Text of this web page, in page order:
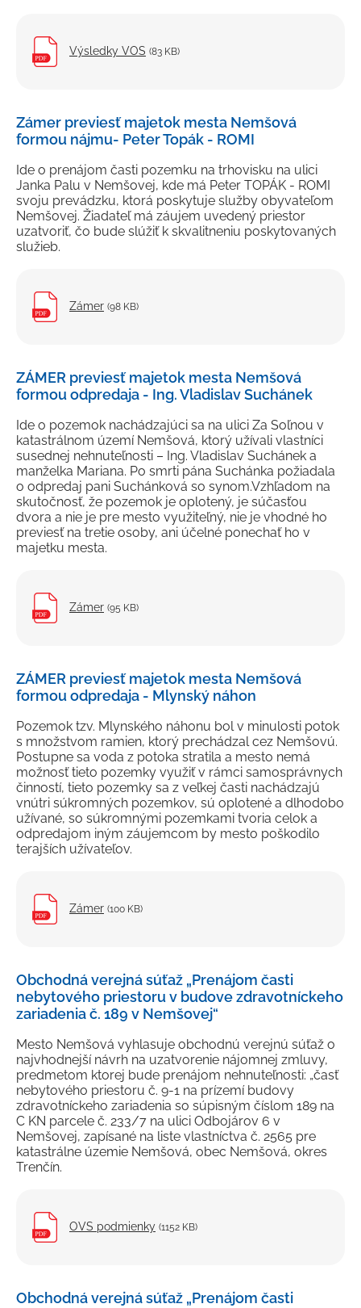
Výsledky VOS (83 KB)
Zámer previesť majetok mesta Nemšová
formou nájmu- Peter Topák - ROMI
Ide o prenájom časti pozemku na trhovisku na ulici
Janka Palu v Nemšovej, kde má Peter TOPÁK - ROMI
svoju prevádzku, ktorá poskytuje služby obyvateľom
Nemšovej. Žiadateľ má záujem uvedený priestor
uzatvoriť, čo bude slúžiť k skvalitneniu poskytovaných
služieb.
Zámer (98 KB)
ZÁMER previesť majetok mesta Nemšová
formou odpredaja - Ing. Vladislav Suchánek
Ide o pozemok nachádzajúci sa na ulici Za Soľnou v
katastrálnom území Nemšová, ktorý užívali vlastníci
susednej nehnuteľnosti – Ing. Vladislav Suchánek a
manželka Mariana. Po smrti pána Suchánka požiadala
o odpredaj pani Suchánková so synom.Vzhľadom na
skutočnosť, že pozemok je oplotený, je súčasťou
dvora a nie je pre mesto využiteľný, nie je vhodné ho
previesť na tretie osoby, ani účelné ponechať ho v
majetku mesta.
Zámer (95 KB)
ZÁMER previesť majetok mesta Nemšová
formou odpredaja - Mlynský náhon
Pozemok tzv. Mlynského náhonu bol v minulosti potok
s množstvom ramien, ktorý prechádzal cez Nemšovú.
Postupne sa voda z potoka stratila a mesto nemá
možnosť tieto pozemky využiť v rámci samosprávnych
činností, tieto pozemky sa z veľkej časti nachádzajú
vnútri súkromných pozemkov, sú oplotené a dlhodobo
užívané, so súkromnými pozemkami tvoria celok a
odpredajom iným záujemcom by mesto poškodilo
terajších užívateľov.
Zámer (100 KB)
Obchodná verejná súťaž „Prenájom časti
nebytového priestoru v budove zdravotníckeho
zariadenia č. 189 v Nemšovej“
Mesto Nemšová vyhlasuje obchodnú verejnú súťaž o
najvhodnejší návrh na uzatvorenie nájomnej zmluvy,
predmetom ktorej bude prenájom nehnuteľnosti: „časť
nebytového priestoru č. 9-1 na prízemí budovy
zdravotníckeho zariadenia so súpisným číslom 189 na
C KN parcele č. 233/7 na ulici Odbojárov 6 v
Nemšovej, zapísané na liste vlastníctva č. 2565 pre
katastrálne územie Nemšová, obec Nemšová, okres
Trenčín.
OVS podmienky (1152 KB)
Obchodná verejná súťaž „Prenájom časti